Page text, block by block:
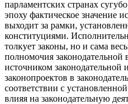
парламентских странах
эпоху фактическое значение
выходит за рамки,
конституциями.
толкует законы, но и сама
полномочия законодательной
источником
законопроектов в
соответствии с
влияя на законодательную